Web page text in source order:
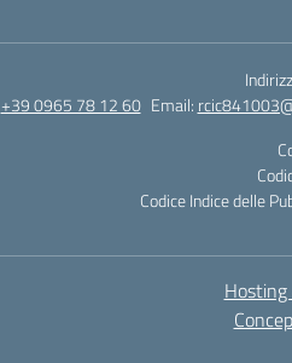
+39 0965 78 12 60 Email:
Codice Indice delle
Hosting